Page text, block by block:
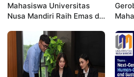
Mahasiswa Universitas
Nusa Mandiri Raih Emas di
Indonesia Open
Championships 2026